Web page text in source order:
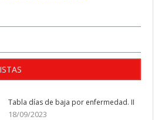
Tabla días de baja por enfermedad. II
18/09/2023